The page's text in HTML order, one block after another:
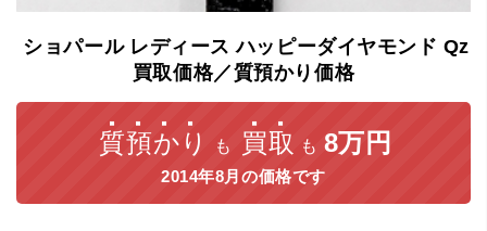
ショパール レディース ハッピーダイヤモンド Qz
買取価格／質預かり価格
質預かり も 買取 も 8万円
2014年8月の価格です